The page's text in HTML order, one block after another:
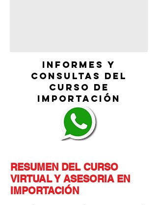
INFORMES Y
CONSULTAS DEL
CURSO DE
IMPORTACIÓN
RESUMEN DEL CURSO
VIRTUAL Y ASESORIA EN
IMPORTACIÓN